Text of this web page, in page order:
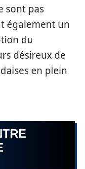
sont pas
également un
du
désireux de
en plein